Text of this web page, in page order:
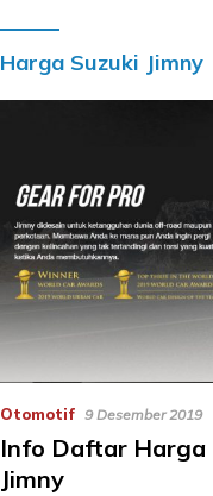
Harga Suzuki Jimny
Otomotif 9 Desember 2019
Info Daftar Harga
Jimny